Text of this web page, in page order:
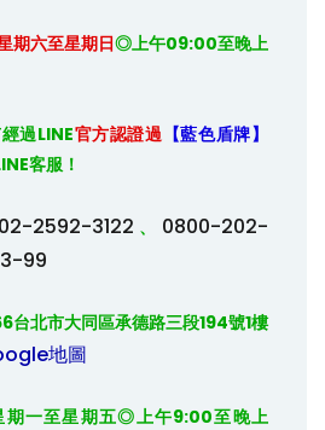
期六至星期日◎上午09:00至晚上
過LINE官方認證過 【藍色盾牌】
客服！
02-2592-3122 、 0800-202-
99
法輔營業地址 ：10366台北市大同區承德路三段194號1樓
地圖
期一至星期五◎上午9:00至晚上